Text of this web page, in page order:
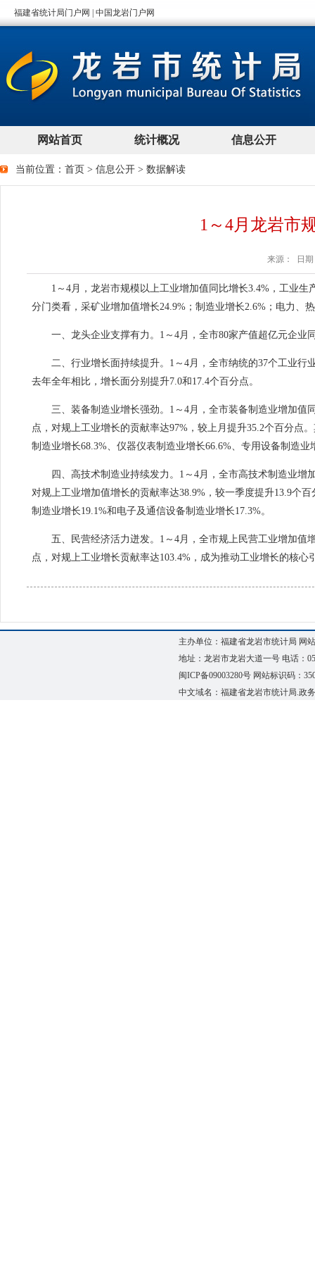
当前位置： 首页 > 信息公开 > 数据解读
1～4月龙岩市
来源： 日期
1～4月，龙岩市规模以上工业增加值同比增长3.4%，工业
分门类看，采矿业增加值增长24.9%；制造业增长2.6%；电力、
一、龙头企业支撑有力。 1～4月，全市80家产值超亿元企业
二、行业增长面持续提升。 1～4月，全市纳统的37个工业行
去年全年相比，增长面分别提升7.0和17.4个百分点。
三、装备制造业增长强劲。 1～4月，全市装备制造业增加值
点，对规上工业增长的贡献率达97%，较上月提升35.2个百分点
制造业增长68.3%、仪器仪表制造业增长66.6%、专用设备制造业
四、高技术制造业持续发力。 1～4月，全市高技术制造业增
对规上工业增加值增长的贡献率达38.9%，较一季度提升13.9个
制造业增长19.1%和电子及通信设备制造业增长17.3%。
五、民营经济活力迸发。 1～4月，全市规上民营工业增加值
点，对规上工业增长贡献率达103.4%，成为推动工业增长的核心